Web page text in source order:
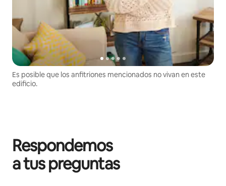
Es posible que los anfitriones mencionados no vivan en este
edificio.
Respondemos
a tus preguntas